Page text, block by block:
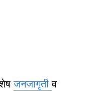
जनजागृतीव